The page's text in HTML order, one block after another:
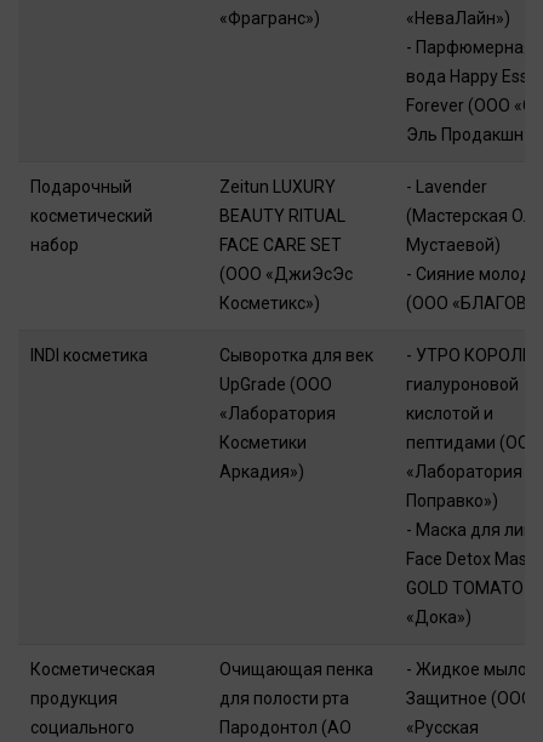
«Фрагранс»)
«НеваЛайн»)
- Парфюмерная
вода Happy
Forever (ООО «Си
Эль Продакшн»)
Подарочный
косметический
набор
Zeitun LUXURY
BEAUTY RITUAL
FACE CARE SET
(ООО «ДжиЭсЭс
Косметикс»)
- Lavender
(Мастерская
Мустаевой)
- Сияние
(ООО
INDI косметика
Сыворотка для век
UpGrade (ООО
«Лаборатория
Косметики
Аркадия»)
- УТРО
гиалуроновой
кислотой и
пептидами (ООО
«Лаборатория
Поправко»)
- Маска для лица
Face Detox Mask
GOLD TOMATO
«Дока»)
Косметическая
продукция
социального
Очищающая пенка
для полости рта
Пародонтол (АО
- Жидкое мыло
Защитное (ООО
«Русская